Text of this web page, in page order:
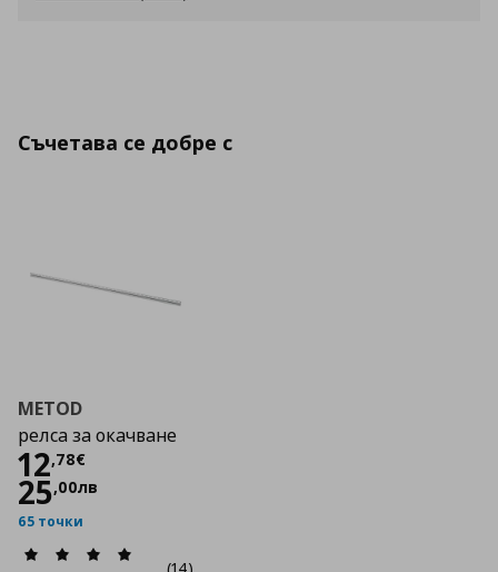
Съчетава се добре с
METOD
релса за окачване
12,78€
Цена
25,00лв
65 точки